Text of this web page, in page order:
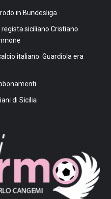
in Bundesliga
siciliano Cristiano
italiano. Guardiola era
di Sicilia